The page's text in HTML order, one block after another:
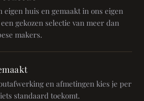
eigen huis en gemaakt in ons eigen
gekozen selectie van meer dan
makers.
en afmetingen kies je per
standaard toekomt.